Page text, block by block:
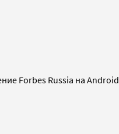
Forbes Russia на Android